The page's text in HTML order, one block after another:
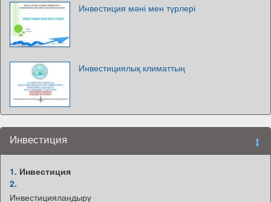
Инвестиция мәні мен түрлері
Инвестициялық климаттың
Инвестиция
1. Инвестиция
2.
Инвестицияландыру